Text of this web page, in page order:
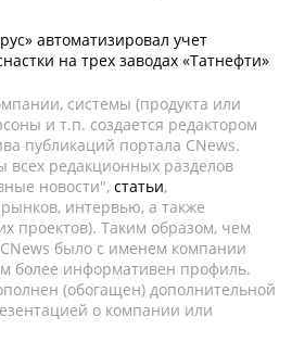
автоматизировал учет
на трех заводах «Татнефти»
системы (продукта или
и т.п. создается редактором
публикаций портала CNews.
всех редакционных разделов
новости", статьи,
интервью, а также
проектов). Таким образом, чем
было с именем компании
более информативен профиль.
(обогащен) дополнительной
о компании или